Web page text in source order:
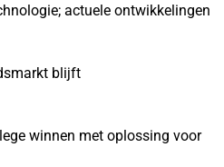
actuele ontwikkelingen
blijft
winnen met oplossing voor